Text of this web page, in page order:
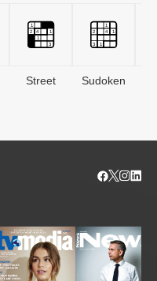
Street Sudoken